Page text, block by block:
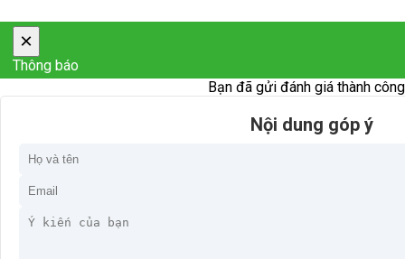
×
Thông báo
Bạn đã gửi đánh giá thành
Nội dung góp ý